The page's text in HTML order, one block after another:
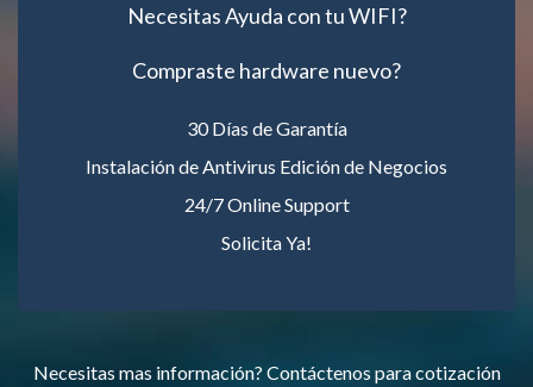
Necesitas Ayuda con tu WIFI?
Compraste hardware nuevo?
30 Días de Garantía
Instalación de Antivirus Edición de Negocios
24/7 Online Support
Solicita Ya!
Necesitas mas información? Contáctenos para cotización